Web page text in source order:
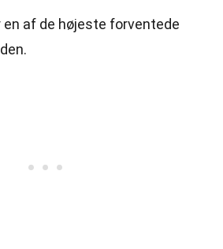
en af de højeste forventede